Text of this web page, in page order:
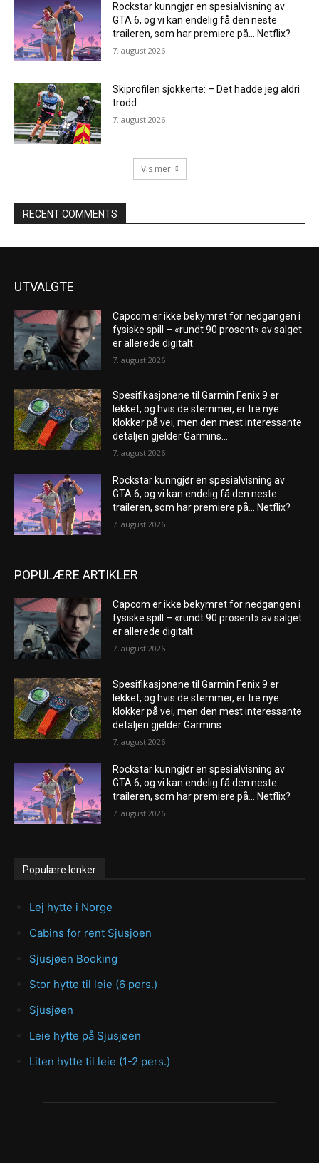
Rockstar kunngjør en spesialvisning av
GTA 6, og vi kan endelig få den neste
traileren, som har premiere på… Netflix?
7. august 2026
Skiprofilen sjokkerte: – Det hadde jeg aldri
trodd
7. august 2026
Vis mer
RECENT COMMENTS
UTVALGTE
Capcom er ikke bekymret for nedgangen i
fysiske spill – «rundt 90 prosent» av salget
er allerede digitalt
7. august 2026
Spesifikasjonene til Garmin Fenix ​​9 er
lekket, og hvis de stemmer, er tre nye
klokker på vei, men den mest interessante
detaljen gjelder Garmins...
7. august 2026
Rockstar kunngjør en spesialvisning av
GTA 6, og vi kan endelig få den neste
traileren, som har premiere på… Netflix?
7. august 2026
POPULÆRE ARTIKLER
Capcom er ikke bekymret for nedgangen i
fysiske spill – «rundt 90 prosent» av salget
er allerede digitalt
7. august 2026
Spesifikasjonene til Garmin Fenix ​​9 er
lekket, og hvis de stemmer, er tre nye
klokker på vei, men den mest interessante
detaljen gjelder Garmins...
7. august 2026
Rockstar kunngjør en spesialvisning av
GTA 6, og vi kan endelig få den neste
traileren, som har premiere på… Netflix?
7. august 2026
Populære lenker
Lej hytte i Norge
Cabins for rent Sjusjoen
Sjusjøen Booking
Stor hytte til leie (6 pers.)
Sjusjøen
Leie hytte på Sjusjøen
Liten hytte til leie (1-2 pers.)